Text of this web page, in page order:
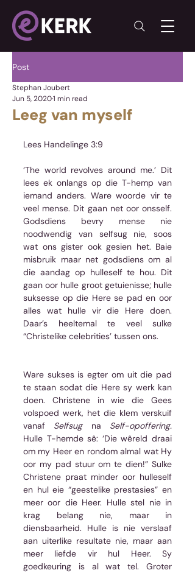
Post
Leeg van myself
Stephan Joubert
Jun 5, 20201 min read
Lees Handelinge 3:9
‘The world revolves around me.’ Dit
lees ek onlangs op die T-hemp van
iemand anders. Ware woorde vir te
veel mense. Dit gaan net oor onsself.
Godsdiens bevry mense nie
noodwendig van selfsug nie, soos
wat ons gister ook gesien het. Baie
misbruik maar net godsdiens om al
die aandag op hulleself te hou. Dit
gaan oor hulle groot getuienisse; hulle
suksesse op die Here se pad en oor
alles wat hulle vir die Here doen.
Daar’s heeltemal te veel sulke
“Christelike celebrities’ tussen ons.
Ware sukses is egter om uit die pad
te staan sodat die Here sy werk kan
doen. Christene in wie die Gees
volspoed werk, het die klem verskuif
vanaf Selfsug na
Hulle T-hemde sê: ‘Die wêreld draai
om my Heer en rondom almal wat Hy
oor my pad stuur om te dien!” Sulke
Christene praat minder oor hulleself
en hul eie “geestelike prestasies” en
meer oor die Heer. Hulle stel nie in
krag belang nie, maar in
diensbaarheid. Hulle is nie verslaaf
aan uiterlike resultate nie, maar aan
meer liefde vir hul Heer. Sy
goedkeuring is al wat tel. Groter